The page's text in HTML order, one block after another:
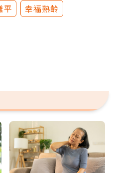
平 幸福熟齡